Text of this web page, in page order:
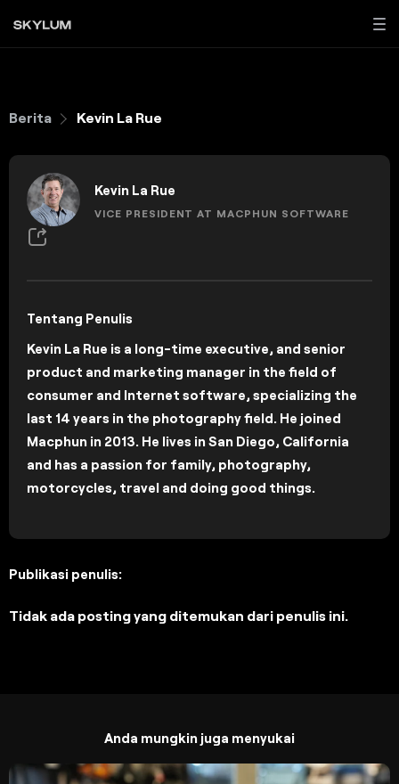
Berita Kevin La Rue
Kevin La Rue
VICE PRESIDENT AT MACPHUN SOFTWARE
Tentang Penulis
Kevin La Rue is a long-time executive, and senior
product and marketing manager in the field of
consumer and Internet software, specializing the
last 14 years in the photography field. He joined
Macphun in 2013. He lives in San Diego, California
and has a passion for family, photography,
motorcycles, travel and doing good things.
Publikasi penulis:
Tidak ada posting yang ditemukan dari penulis ini.
Anda mungkin juga menyukai